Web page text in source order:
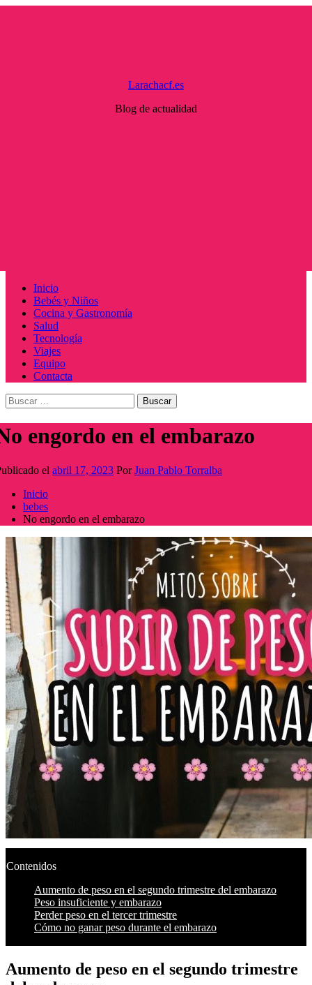
Larachacf.es
Blog de actualidad
Menú
principal
Inicio
Bebés y Niños
Cocina y Gastronomía
Salud
Tecnología
Viajes
Equipo
Contacta
Buscar:
engordo en el embarazo
el abril 17, 2023 PorJuan Pablo Torralba
Inicio
bebes
No engordo en el embarazo
Contenidos
Aumento de peso en el segundo trimestre del embarazo
Peso insuficiente y embarazo
Perder peso en el tercer trimestre
Cómo no ganar peso durante el embarazo
Aumento de peso en el segundo trimestre